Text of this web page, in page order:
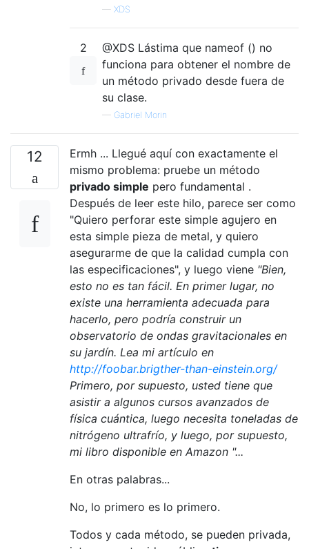
— XDS
2
@XDS Lástima que nameof () no
funciona para obtener el nombre de
un método privado desde fuera de
su clase.
— Gabriel Morin
12
Ermh ... Llegué aquí con exactamente el
mismo problema: pruebe un método
privado simple pero fundamental .
Después de leer este hilo, parece ser como
"Quiero perforar este simple agujero en
esta simple pieza de metal, y quiero
asegurarme de que la calidad cumpla con
las especificaciones", y luego viene "Bien,
esto no es tan fácil. En primer lugar, no
existe una herramienta adecuada para
hacerlo, pero podría construir un
observatorio de ondas gravitacionales en
su jardín. Lea mi artículo en
http://foobar.brigther-than-einstein.org/
Primero, por supuesto, usted tiene que
asistir a algunos cursos avanzados de
física cuántica, luego necesita toneladas de
nitrógeno ultrafrío, y luego, por supuesto,
mi libro disponible en Amazon "...
En otras palabras...
No, lo primero es lo primero.
Todos y cada método, se pueden privada,